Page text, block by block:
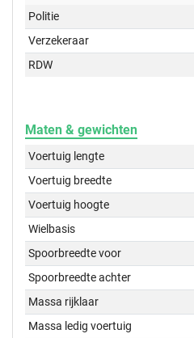
Politie
Verzekeraar
RDW
Maten & gewichten
Voertuig lengte
Voertuig breedte
Voertuig hoogte
Wielbasis
Spoorbreedte voor
Spoorbreedte achter
Massa rijklaar
Massa ledig voertuig